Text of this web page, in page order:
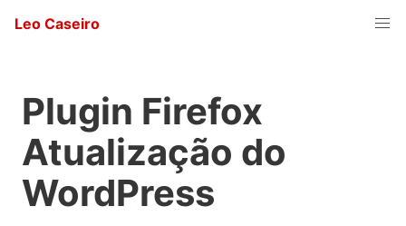
Leo Caseiro
Plugin Firefox
Atualização do
WordPress